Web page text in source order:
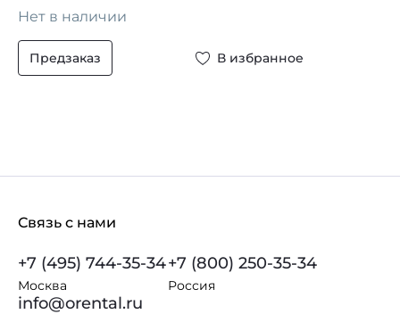
Нет в наличии
Предзаказ В избранное
Связь с нами
+7 (495) 744-35-34
Москва
+7 (800) 250-35-34
Россия
info@orental.ru